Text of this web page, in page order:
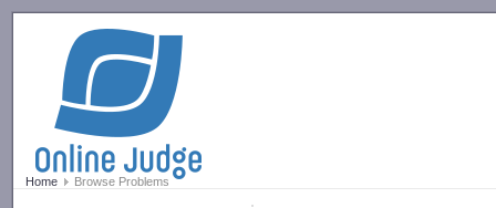
Home Browse Problems